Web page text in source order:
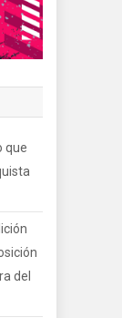
que
del